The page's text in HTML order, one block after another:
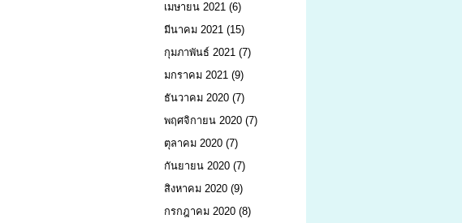
เมษายน 2021 (6)
มีนาคม 2021 (15)
กุมภาพันธ์ 2021 (7)
มกราคม 2021 (9)
ธันวาคม 2020 (7)
พฤศจิกายน 2020 (7)
ตุลาคม 2020 (7)
กันยายน 2020 (7)
สิงหาคม 2020 (9)
กรกฎาคม 2020 (8)